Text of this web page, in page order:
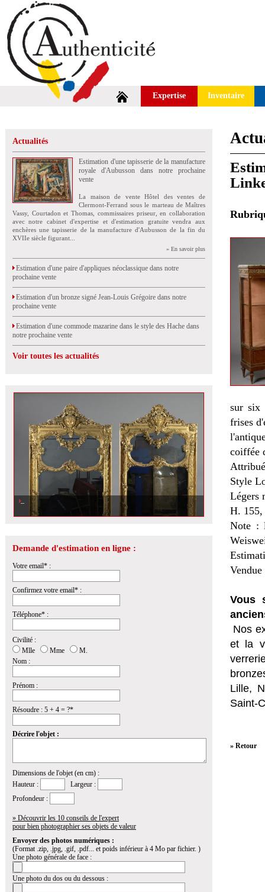
Expertise Inventaire
Actualités
Estimation d'une tapisserie de la manufacture
royale d'Aubusson dans notre prochaine
vente
La maison de vente Hôtel des ventes de
Clermont-Ferrand sous le marteau de Maîtres
Vassy, Courtadon et Thomas, commissaires priseur, en collaboration
avec notre cabinet d'expertise et d'estimation gratuite vendra aux
enchères une tapisserie de la manufacture d'Aubusson de la fin du
XVIIe siècle figurant...
» En savoir plus
Estimation d'une paire d'appliques néoclassique dans notre
prochaine vente
Estimation d'un bronze signé Jean-Louis Grégoire dans notre
prochaine vente
Estimation d'une commode mazarine dans le style des Hache dans
notre prochaine vente
Voir toutes les actualités
Demande d'estimation en ligne :
Votre email* :
Confirmez votre email* :
Téléphone* :
Civilité :
Mlle
Mme
M.
Nom :
Prénom :
Résoudre : 5 + 4 = ?*
Décrire l'objet :
Dimensions de l'objet (en cm) :
Hauteur :
Largeur :
Profondeur :
» Découvrir les 10 conseils de l'expert
pour bien photographier ses objets de valeur
Envoyer des photos numériques :
(Format .zip, .jpg, .gif, .pdf... et poids inférieur à 4 Mo par fichier. )
Une photo générale de face :
Une photo du dos ou du dessous :
sur six
frises
coiffée
Style
Légers
H. 155,
Note :
Vous
Nos
et la
Lille,
Saint-
» Retour